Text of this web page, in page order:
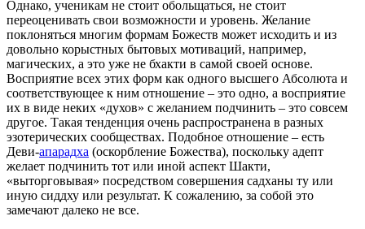
Однако, ученикам не стоит обольщаться, не стоит
переоценивать свои возможности и уровень. Желание
поклоняться многим формам Божеств может исходить и из
довольно корыстных бытовых мотиваций, например,
магических, а это уже не бхакти в самой своей основе.
Восприятие всех этих форм как одного высшего Абсолюта и
соответствующее к ним отношение – это одно, а восприятие
их в виде неких «духов» с желанием подчинить – это совсем
другое. Такая тенденция очень распространена в разных
эзотерических сообществах. Подобное отношение – есть
Деви-апарадха (оскорбление Божества), поскольку адепт
желает подчинить тот или иной аспект Шакти,
«выторговывая» посредством совершения садханы ту или
иную сиддху или результат. К сожалению, за собой это
замечают далеко не все.